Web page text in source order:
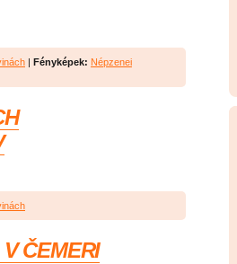
| Fényképek: Népzenei
ČEMERI